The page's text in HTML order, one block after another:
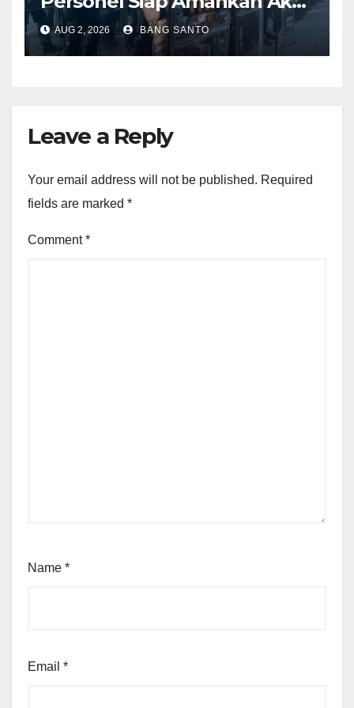
Damai KNPB di Kantor MRP
Papua Tengah
AUG 2, 2026 BANG SANTO
Leave a Reply
Your email address will not be published. Required
fields are marked *
Comment*
Name *
Email *